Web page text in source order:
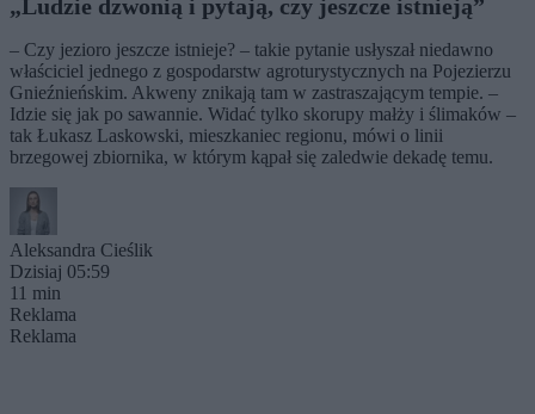
„Ludzie dzwonią i pytają, czy jeszcze istnieją”
– Czy jezioro jeszcze istnieje? – takie pytanie usłyszał niedawno
właściciel jednego z gospodarstw agroturystycznych na Pojezierzu
Gnieźnieńskim. Akweny znikają tam w zastraszającym tempie. –
Idzie się jak po sawannie. Widać tylko skorupy małży i ślimaków –
tak Łukasz Laskowski, mieszkaniec regionu, mówi o linii
brzegowej zbiornika, w którym kąpał się zaledwie dekadę temu.
Aleksandra Cieślik
Dzisiaj 05:59
11 min
Reklama
Reklama